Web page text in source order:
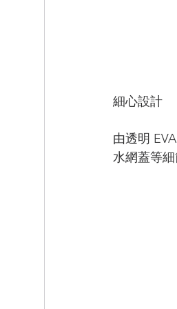
細心設計
由透明
水網蓋等細